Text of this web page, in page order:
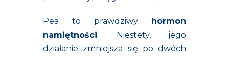
Pea to prawdziwy hormon
namiętności. Niestety, jego
działanie zmniejsza się po dwóch